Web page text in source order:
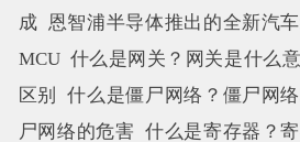
成 恩智浦半导体推出的全新汽
MCU 什么是网关？网关是什么
区别
什么是僵尸网络？僵尸网
尸网络的危害 什么是寄存器？